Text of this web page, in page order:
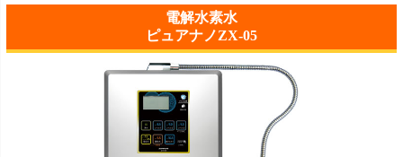
電解水素水
ピュアナノZX-05